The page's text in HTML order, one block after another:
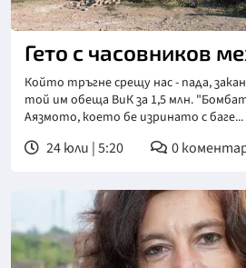
Гето с часовников
Който тръгне срещу нас - пада,
той им обеща ВиК за 1,5 млн.
Аязмото, което бе изринато с баге...
24 юли | 5:20 0